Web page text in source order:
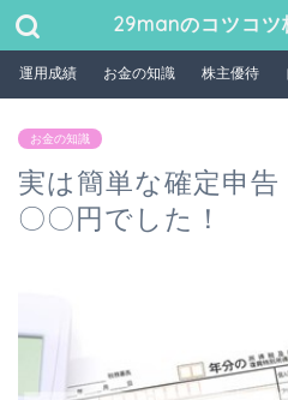
29manのコツコツ
運用成績 お金の知識 株主優待
お金の知識
実は簡単な確定申
〇〇円でした！